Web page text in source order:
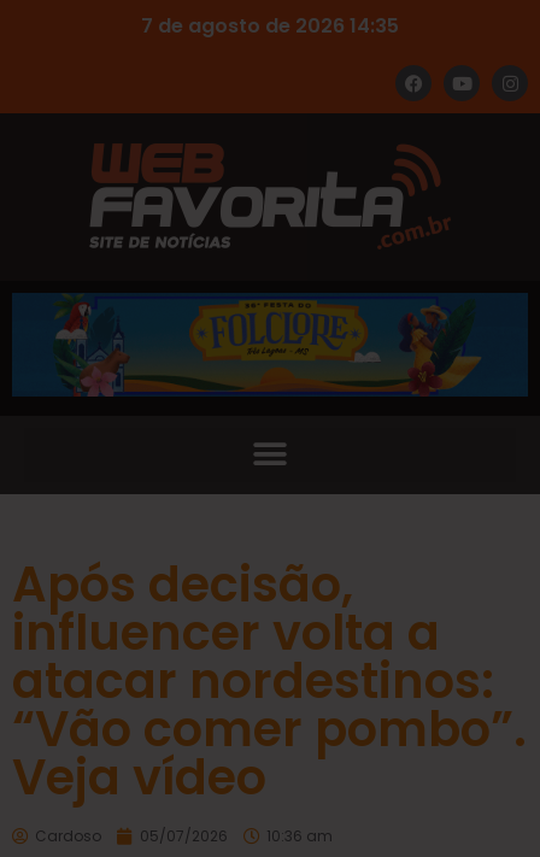
7 de agosto de 2026 14:35
Após decisão,
influencer volta a
atacar nordestinos:
“Vão comer pombo”.
Veja vídeo
Cardoso 05/07/2026 10:36 am